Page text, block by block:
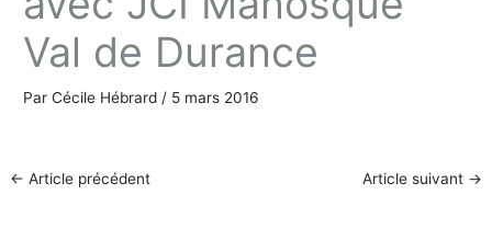
Val de Durance
ParCécile Hébrard / 5 mars 2016
← Article précédent Article suivant →